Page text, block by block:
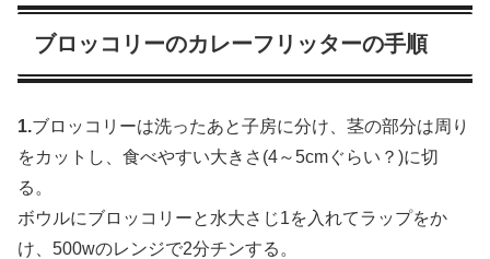
ブロッコリーのカレーフリッターの手順
1.ブロッコリーは洗ったあと子房に分け、茎の部分は周り
をカットし、食べやすい大きさ(4～5cmぐらい？)に切
る。
ボウルにブロッコリーと水大さじ1を入れてラップをか
け、500wのレンジで2分チンする。